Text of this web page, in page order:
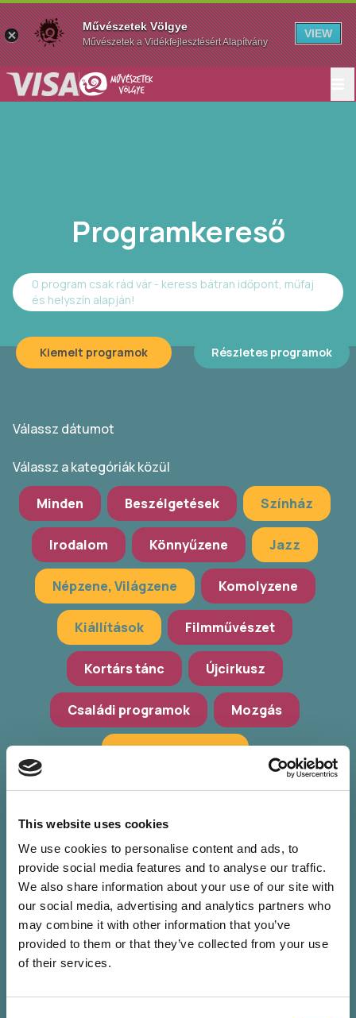
This website uses cookies
We use cookies to personalise content and ads, to
provide social media features and to analyse our traffic.
We also share information about your use of our site with
our social media, advertising and analytics partners who
may combine it with other information that you’ve
provided to them or that they’ve collected from your use
of their services.
Programkereső
0 program csak rád vár - keress bátran időpont, műfaj
és helyszín alapján!
Kiemelt programok Részletes programok
Válassz dátumot
Válassz a kategóriák közül
Minden Beszélgetések Színház
Irodalom Könnyűzene Jazz
Népzene, Világzene Komolyzene
Kiállítások Filmművészet
Kortárs tánc Újcirkusz
Családi programok Mozgás
Hagyományőrzés
Workshop, előadások Zöld programok
Művészetek Völgye
Művészetek a Vidékfejlesztésért Alapítvány
VIEW